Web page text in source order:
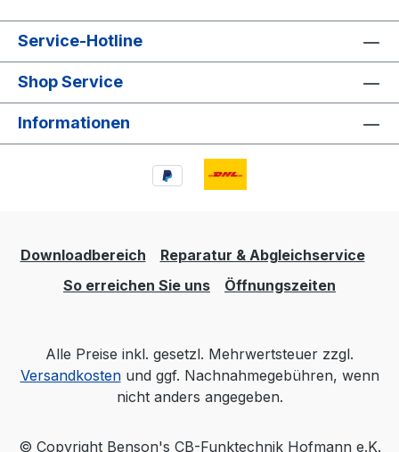
Service-Hotline
Shop Service
Informationen
Downloadbereich
Reparatur & Abgleichservice
So erreichen Sie uns
Öffnungszeiten
Alle Preise inkl. gesetzl. Mehrwertsteuer zzgl.
Versandkostenund ggf. Nachnahmegebühren, wenn
nicht anders angegeben.
© Copyright Benson's CB-Funktechnik Hofmann e.K.